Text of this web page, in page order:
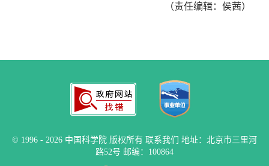
（责任编辑：侯茜）
© 1996 - 2026 中国科学院 版权所有 联系我们
地址：北京市三里河
路52号 邮编：100864